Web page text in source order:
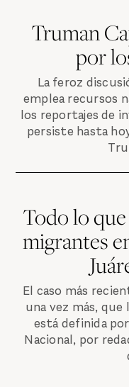
Truman
por
La feroz
emplea recursos
los reportajes de
persiste hasta
Todo lo
migrantes
El caso más
una vez más,
está definida
Nacional, por